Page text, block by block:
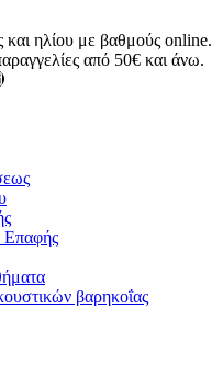
και ηλίου με βαθμούς online.
από 50€ και άνω.
βαρηκοΐας